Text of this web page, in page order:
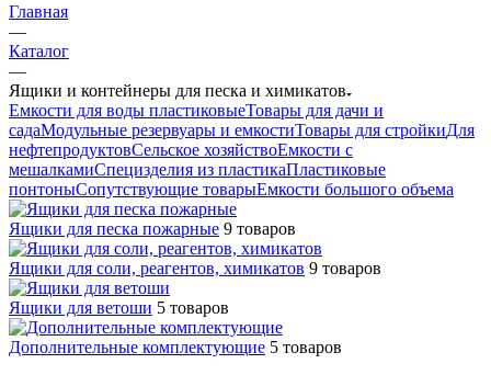
Главная
—
Каталог
—
Ящики и контейнеры для песка и химикатов
Емкости для воды пластиковыеТовары для дачи и
садаМодульные резервуары и емкостиТовары для стройкиДля
нефтепродуктовСельское хозяйствоЕмкости с
мешалкамиСпецизделия из пластикаПластиковые
понтоныСопутствующие товарыЕмкости большого объема
Ящики для песка пожарные 9 товаров
Ящики для соли, реагентов, химикатов 9 товаров
Ящики для ветоши 5 товаров
Дополнительные комплектующие 5 товаров